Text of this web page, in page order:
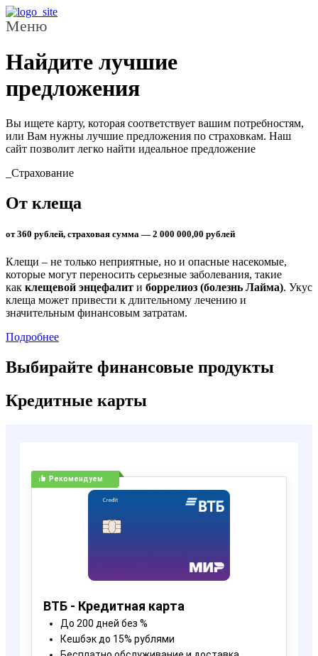
Меню
Найдите лучшие
предложения
Вы ищете карту, которая соответствует вашим потребностям,
или Вам нужны лучшие предложения по страховкам. Наш
сайт позволит легко найти идеальное предложение
_Страхование
От клеща
от 360 рублей, страховая сумма — 2 000 000,00 рублей
Клещи – не только неприятные, но и опасные насекомые,
которые могут переносить серьезные заболевания, такие
как клещевой энцефалит и боррелиоз (болезнь Лайма). Укус
клеща может привести к длительному лечению и
значительным финансовым затратам.
Подробнее
Выбирайте финансовые продукты
Кредитные карты